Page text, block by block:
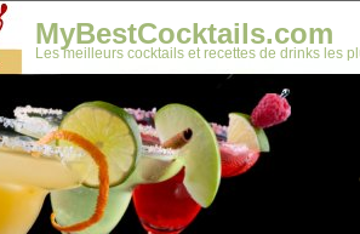
MyBestCocktails.com
Les meilleurs cocktails et recettes de drinks les